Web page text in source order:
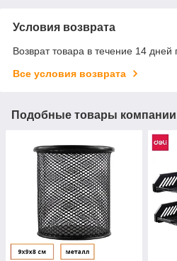
Условия возврата
Возврат товара в течение 14 дней
Все условия возврата
Подобные товары компании